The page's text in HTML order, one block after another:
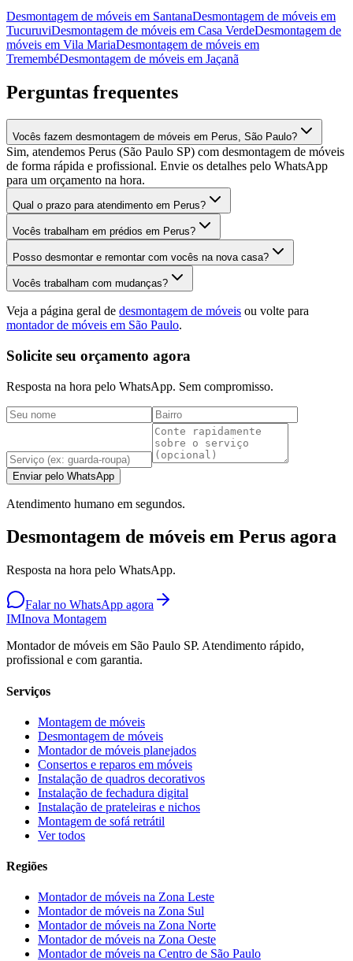
Desmontagem de móveis em SantanaDesmontagem de móveis em
TucuruviDesmontagem de móveis em Casa VerdeDesmontagem de
móveis em Vila MariaDesmontagem de móveis em
TremembéDesmontagem de móveis em Jaçanã
Perguntas frequentes
Vocês fazem desmontagem de móveis em Perus, São Paulo?
Sim, atendemos Perus (São Paulo SP) com desmontagem de móveis
de forma rápida e profissional. Envie os detalhes pelo WhatsApp
para um orçamento na hora.
Qual o prazo para atendimento em Perus?
Vocês trabalham em prédios em Perus?
Posso desmontar e remontar com vocês na nova casa?
Vocês trabalham com mudanças?
Veja a página geral de desmontagem de móveis ou volte para
montador de móveis em São Paulo.
Solicite seu orçamento agora
Resposta na hora pelo WhatsApp. Sem compromisso.
Enviar pelo WhatsApp
Atendimento humano em segundos.
Desmontagem de móveis em Perus agora
Resposta na hora pelo WhatsApp.
Falar no WhatsApp agora
IMInova Montagem
Montador de móveis em São Paulo SP. Atendimento rápido,
profissional e com garantia.
Serviços
Montagem de móveis
Desmontagem de móveis
Montador de móveis planejados
Consertos e reparos em móveis
Instalação de quadros decorativos
Instalação de fechadura digital
Instalação de prateleiras e nichos
Montagem de sofá retrátil
Ver todos
Regiões
Montador de móveis na Zona Leste
Montador de móveis na Zona Sul
Montador de móveis na Zona Norte
Montador de móveis na Zona Oeste
Montador de móveis na Centro de São Paulo